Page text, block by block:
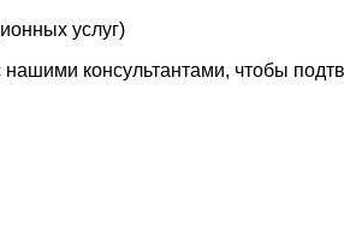
услуг)
нашими консультантами, чтобы